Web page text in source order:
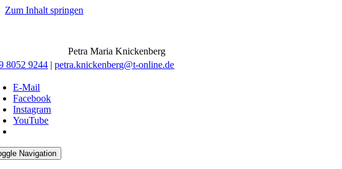
Zum Inhalt springen
Petra Maria Knickenberg
8052 9244 |petra.knickenberg@t-online.de
E-Mail
Facebook
Instagram
YouTube
Navigation